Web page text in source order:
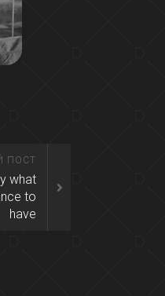
ПОСТ
what
to
have